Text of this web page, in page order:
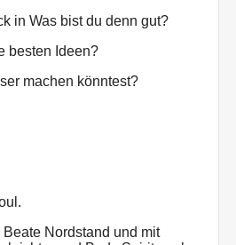
in Was bist du denn gut?
besten Ideen?
machen könntest?
Nordstand und mit